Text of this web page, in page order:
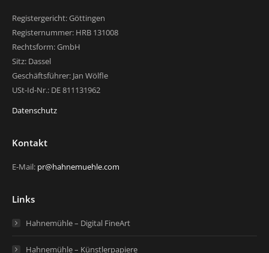
Registergericht: Göttingen
Registernummer: HRB 131008
Rechtsform: GmbH
Sitz: Dassel
Geschäftsführer: Jan Wölfle
USt-Id-Nr.: DE 811131962
Datenschutz
Kontakt
E-Mail: pr@hahnemuehle.com
Links
Hahnemühle – Digital FineArt
Hahnemühle – Künstlerpapiere